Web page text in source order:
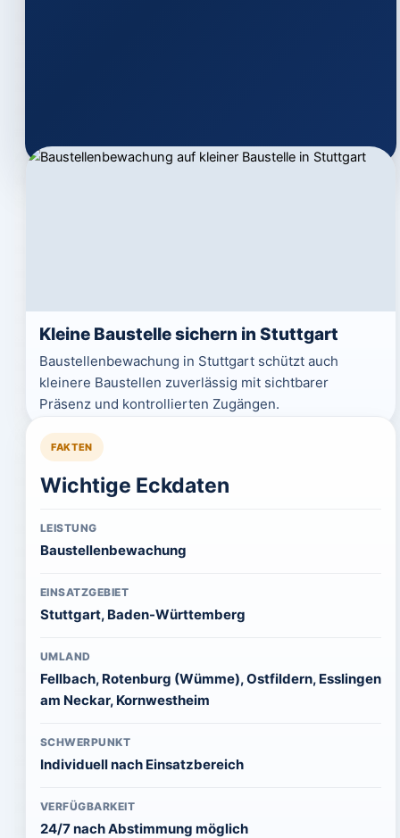
Kleine Baustelle sichern in Stuttgart
Baustellenbewachung in Stuttgart schützt auch
kleinere Baustellen zuverlässig mit sichtbarer
Präsenz und kontrollierten Zugängen.
FAKTEN
Wichtige Eckdaten
LEISTUNG
Baustellenbewachung
EINSATZGEBIET
Stuttgart, Baden-Württemberg
UMLAND
Fellbach, Rotenburg (Wümme), Ostfildern, Esslingen
am Neckar, Kornwestheim
SCHWERPUNKT
Individuell nach Einsatzbereich
VERFÜGBARKEIT
24/7 nach Abstimmung möglich